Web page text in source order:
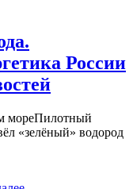
России
мореПилотный
«зелёный» водород